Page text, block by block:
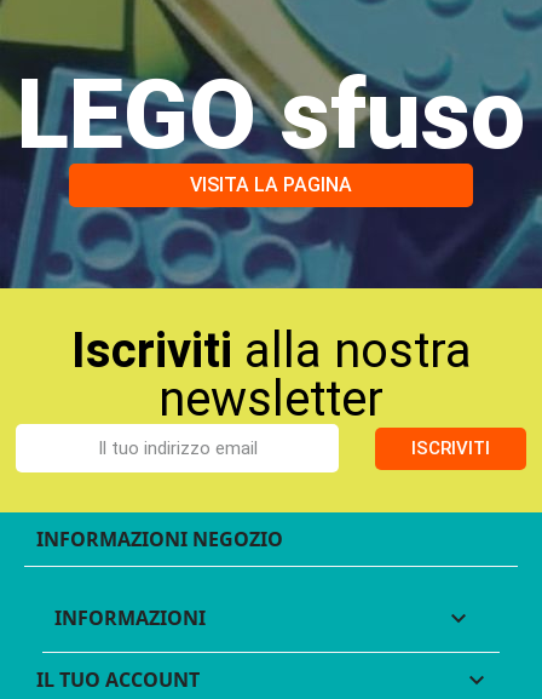
LEGO sfuso
VISITA LA PAGINA
Iscriviti alla nostra
newsletter
ISCRIVITI
INFORMAZIONI NEGOZIO
INFORMAZIONI 
IL TUO ACCOUNT 